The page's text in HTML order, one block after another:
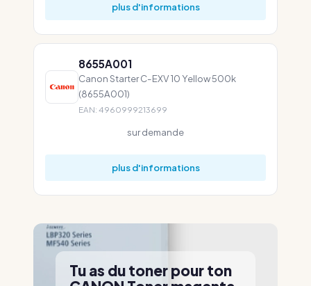
plus d'informations
8655A001
Canon Starter C-EXV 10 Yellow 500k
(8655A001)
EAN: 4960999213699
sur demande
plus d'informations
Tu as du toner pour ton